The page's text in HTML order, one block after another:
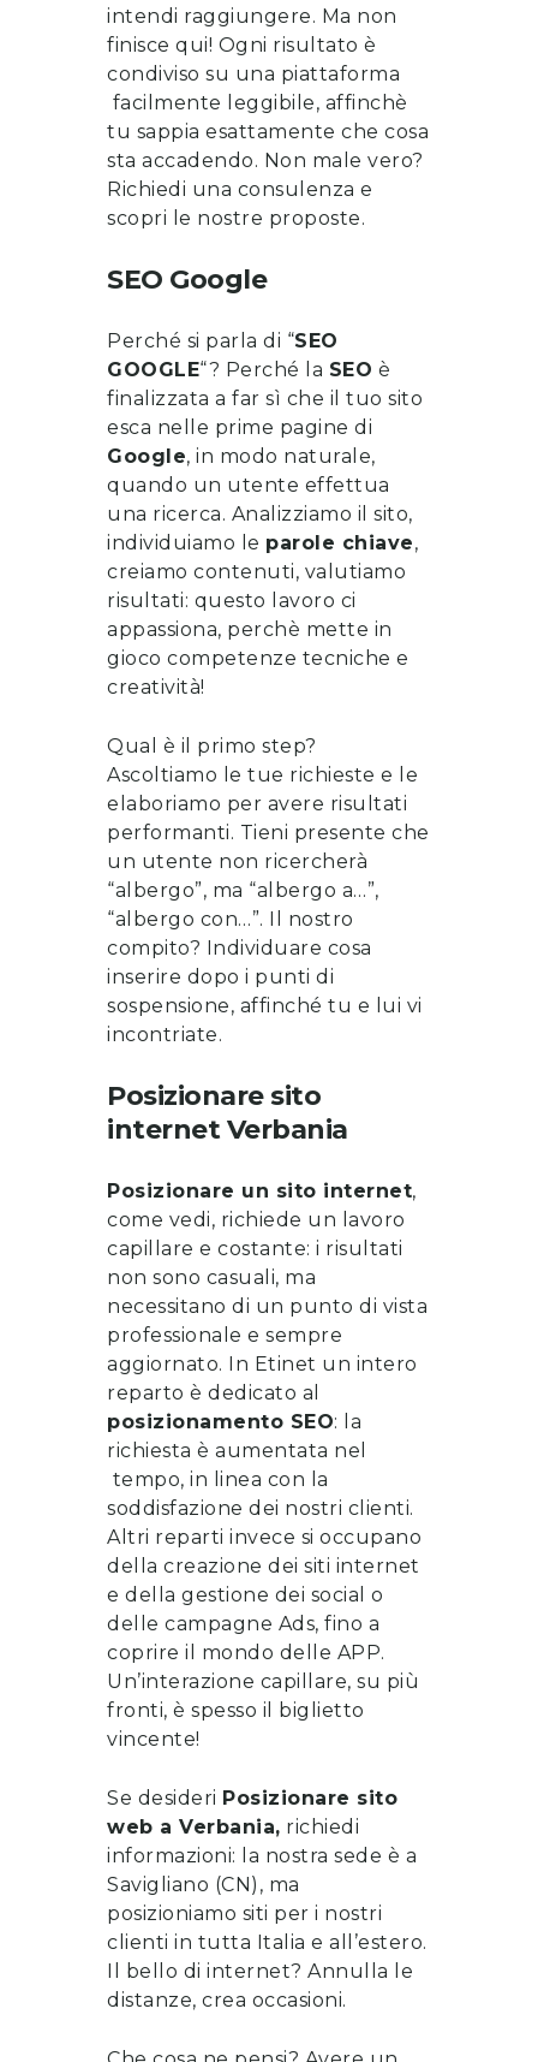
intendi raggiungere. Ma non
finisce qui! Ogni risultato è
condiviso su una piattaforma
facilmente leggibile, affinchè
tu sappia esattamente che cosa
sta accadendo. Non male vero?
Richiedi una consulenza e
scopri le nostre proposte.
SEO Google
Perché si parla di “SEO
GOOGLE“? Perché la SEO è
finalizzata a far sì che il tuo sito
esca nelle prime pagine di
Google, in modo naturale,
quando un utente effettua
una ricerca. Analizziamo il sito,
individuiamo le parole chiave,
creiamo contenuti, valutiamo
risultati: questo lavoro ci
appassiona, perchè mette in
gioco competenze tecniche e
creatività!
Qual è il primo step?
Ascoltiamo le tue richieste e le
elaboriamo per avere risultati
performanti. Tieni presente che
un utente non ricercherà
“albergo”, ma “albergo a…”,
“albergo con…”. Il nostro
compito? Individuare cosa
inserire dopo i punti di
sospensione, affinché tu e lui vi
incontriate.
Posizionare sito
internet Verbania
Posizionare un sito internet,
come vedi, richiede un lavoro
capillare e costante: i risultati
non sono casuali, ma
necessitano di un punto di vista
professionale e sempre
aggiornato. In Etinet un intero
reparto è dedicato al
posizionamento SEO: la
richiesta è aumentata nel
tempo, in linea con la
soddisfazione dei nostri clienti.
Altri reparti invece si occupano
della creazione dei siti internet
e della gestione dei social o
delle campagne Ads, fino a
coprire il mondo delle APP.
Un’interazione capillare, su più
fronti, è spesso il biglietto
vincente!
Se desideri Posizionare sito
web a Verbania, richiedi
informazioni: la nostra sede è a
Savigliano (CN), ma
posizioniamo siti per i nostri
clienti in tutta Italia e all’estero.
Il bello di internet? Annulla le
distanze, crea occasioni.